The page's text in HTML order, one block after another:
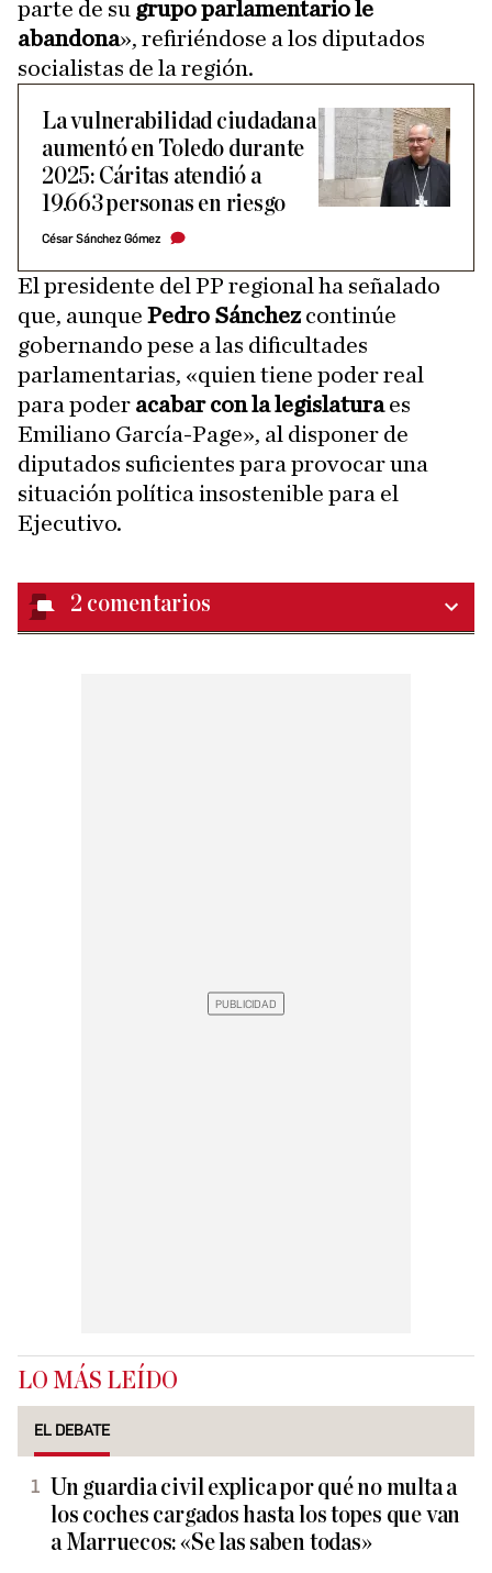
parte de su grupo parlamentario le
abandona», refiriéndose a los diputados
socialistas de la región.
La vulnerabilidad ciudadana
aumentó en Toledo durante
2025: Cáritas atendió a
19.663 personas en riesgo
César Sánchez Gómez
El presidente del PP regional ha señalado
que, aunque Pedro Sánchezcontinúe
gobernando pese a las dificultades
parlamentarias, «quien tiene poder real
para poder acabar con la legislaturaes
Emiliano García-Page», al disponer de
diputados suficientes para provocar una
situación política insostenible para el
Ejecutivo.
2 comentarios
LO MÁS LEÍDO
EL DEBATE
Un guardia civil explica por qué no multa a
los coches cargados hasta los topes que van
a Marruecos: «Se las saben todas»